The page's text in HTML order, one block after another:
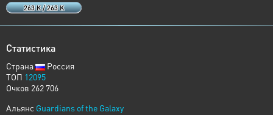
263 K / 263 K
Статистика
Страна
Россия
ТОП 12095
Очков 262 706
Альянс Guardians of the Galaxy